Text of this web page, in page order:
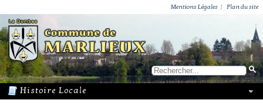
Mentions Légales | Plan du site